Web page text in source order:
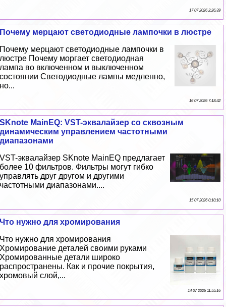
17 07 2026 2:26:39
Почему мерцают светодиодные лампочки в люстре
Почему мерцают светодиодные лампочки в
люстре Почему моргает светодиодная
лампа во включенном и выключенном
состоянии Светодиодные лампы медленно,
но...
16 07 2026 7:18:32
SKnote MainEQ: VST-эквалайзер со сквозным
динамическим управлением частотными
диапазонами
VST-эквалайзер SKnote MainEQ предлагает
более 10 фильтров. Фильтры могут гибко
управлять друг другом и другими
частотными диапазонами....
15 07 2026 0:10:10
Что нужно для хромирования
Что нужно для хромирования
Хромирование деталей своими руками
Хромированные детали широко
распространены. Как и прочие покрытия,
хромовый слой,...
14 07 2026 11:55:16